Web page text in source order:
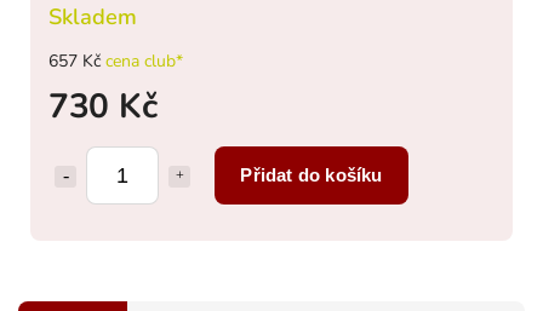
657 Kč cena club*
730 Kč
Přidat do košíku
Skladem